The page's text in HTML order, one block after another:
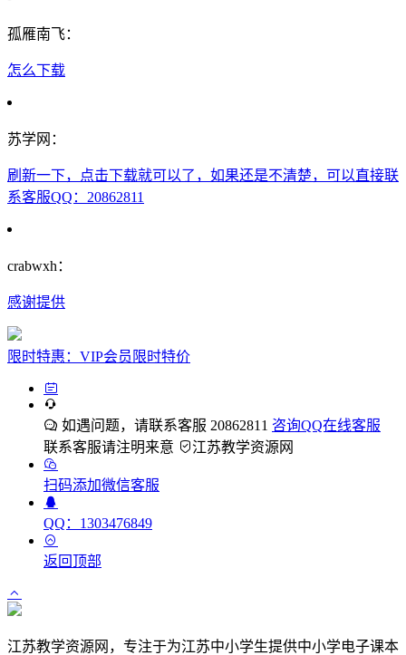
孤雁南飞：
怎么下载
苏学网：
刷新一下，点击下载就可以了，如果还是不清楚，可以直接联
系客服QQ：20862811
crabwxh：
感谢提供
限时特惠：VIP会员限时特价
如遇问题，请联系客服 20862811 咨询QQ在线客服
联系客服请注明来意
江苏教学资源网
扫码添加微信客服
QQ：1303476849
返回顶部
江苏教学资源网，专注于为江苏中小学生提供中小学电子课本